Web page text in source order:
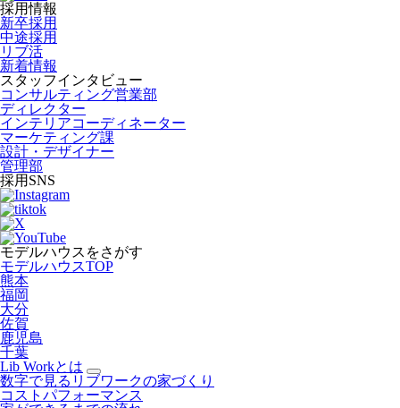
採用情報
新卒採用
中途採用
リブ活
新着情報
スタッフインタビュー
コンサルティング営業部
ディレクター
インテリアコーディネーター
マーケティング課
設計・デザイナー
管理部
採用SNS
モデルハウスをさがす
モデルハウスTOP
熊本
福岡
大分
佐賀
鹿児島
千葉
Lib Workとは
数字で見るリブワークの家づくり
コストパフォーマンス